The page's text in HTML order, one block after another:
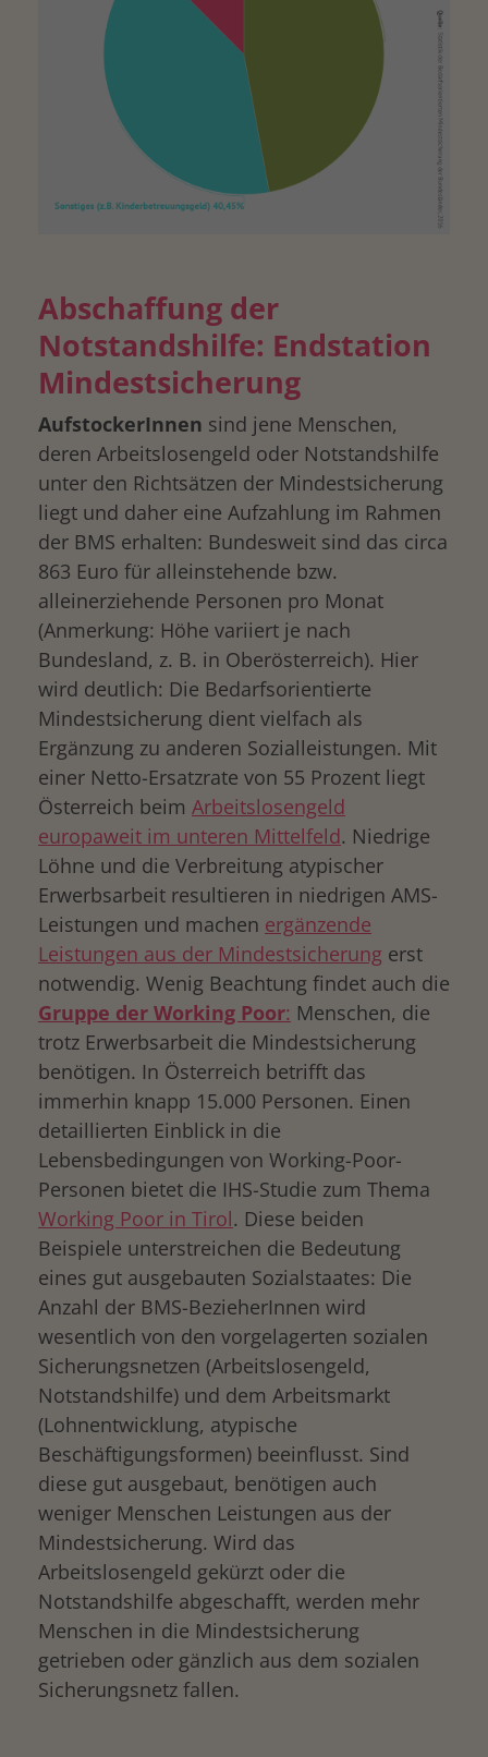
Abschaffung der
Notstandshilfe: Endstation
Mindestsicherung
AufstockerInnen sind jene Menschen,
deren Arbeitslosengeld oder Notstandshilfe
unter den Richtsätzen der Mindestsicherung
liegt und daher eine Aufzahlung im Rahmen
der BMS erhalten: Bundesweit sind das circa
863 Euro für alleinstehende bzw.
alleinerziehende Personen pro Monat
(Anmerkung: Höhe variiert je nach
Bundesland, z. B. in Oberösterreich). Hier
wird deutlich: Die Bedarfsorientierte
Mindestsicherung dient vielfach als
Ergänzung zu anderen Sozialleistungen. Mit
einer Netto-Ersatzrate von 55 Prozent liegt
Österreich beim Arbeitslosengeld
europaweit im unteren Mittelfeld. Niedrige
Löhne und die Verbreitung atypischer
Erwerbsarbeit resultieren in niedrigen AMS-
Leistungen und machen ergänzende
Leistungen aus der Mindestsicherung erst
notwendig. Wenig Beachtung findet auch die
Gruppe der Working Poor: Menschen, die
trotz Erwerbsarbeit die Mindestsicherung
benötigen. In Österreich betrifft das
immerhin knapp 15.000 Personen. Einen
detaillierten Einblick in die
Lebensbedingungen von Working-Poor-
Personen bietet die IHS-Studie zum Thema
Working Poor in Tirol. Diese beiden
Beispiele unterstreichen die Bedeutung
eines gut ausgebauten Sozialstaates: Die
Anzahl der BMS-BezieherInnen wird
wesentlich von den vorgelagerten sozialen
Sicherungsnetzen (Arbeitslosengeld,
Notstandshilfe) und dem Arbeitsmarkt
(Lohnentwicklung, atypische
Beschäftigungsformen) beeinflusst. Sind
diese gut ausgebaut, benötigen auch
weniger Menschen Leistungen aus der
Mindestsicherung. Wird das
Arbeitslosengeld gekürzt oder die
Notstandshilfe abgeschafft, werden mehr
Menschen in die Mindestsicherung
getrieben oder gänzlich aus dem sozialen
Sicherungsnetz fallen.